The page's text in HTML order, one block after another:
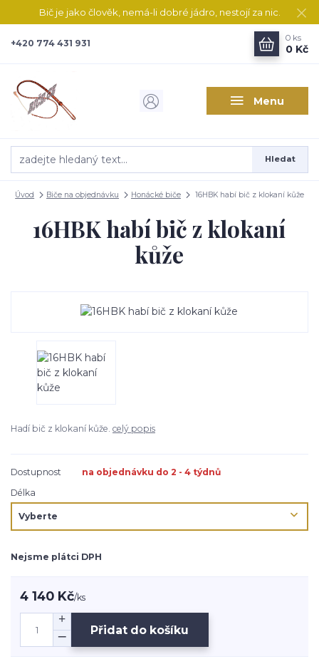
Bič je jako člověk, nemá-li dobré jádro, nestojí za nic.
Menu
Hledat
+420 774 431 931
0 ks
0 Kč
Úvod Biče na objednávku Honácké biče 16HBK habí bič z klokaní kůže
16HBK habí bič z klokaní
kůže
Hadí bič z klokaní kůže. celý popis
Dostupnost
na objednávku do 2 - 4 týdnů
Délka
Nejsme plátci DPH
4 140 Kč/ks
Přidat do košíku